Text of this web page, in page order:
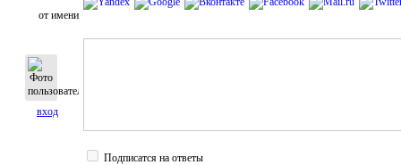
от имени
вход
Подписатся на ответы